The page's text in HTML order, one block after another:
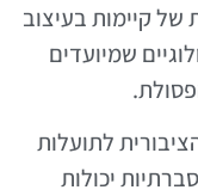
קיימות בעיצוב
שמיועדים
לתועלות
יכולות